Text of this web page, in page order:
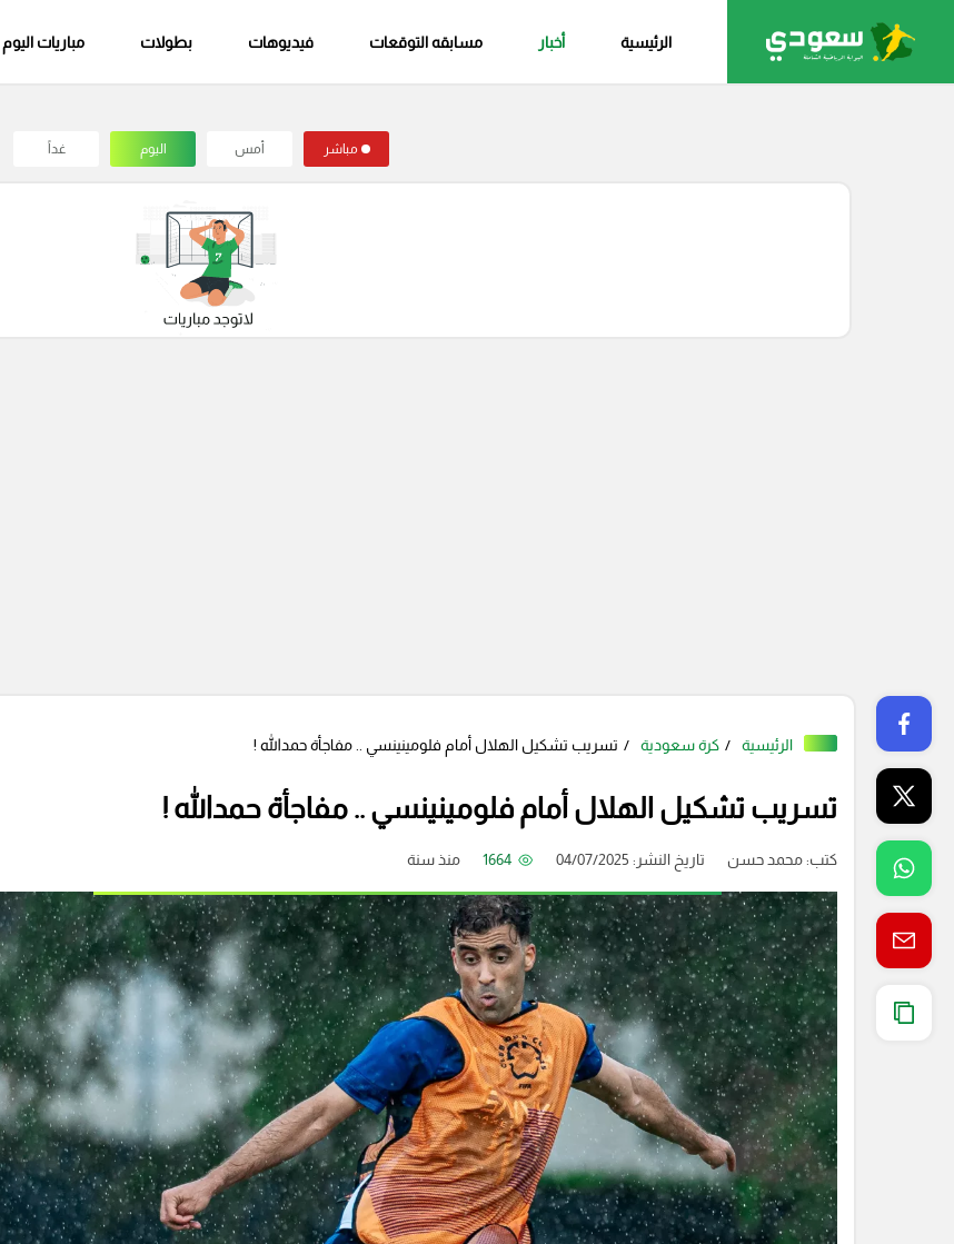
الرئيسية أخبار مسابقه التوقعات فيديوهات بطولات مباريات اليوم
مباشر أمس اليوم غداً
الرئيسية كرة سعودية تسريب تشكيل الهلال أمام فلومينينسي .. مفاجأة حمدالله !
تسريب تشكيل الهلال أمام فلومينينسي .. مفاجأة حمدالله !
كتب:محمد حسن تاريخ النشر: 04/07/2025 1664 منذ سنة